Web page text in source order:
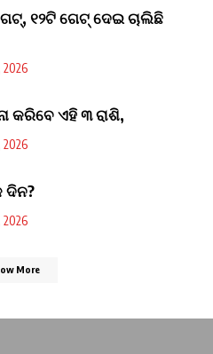
୧୨ଟି ଗେଟ୍ ଦେଇ ଚାଲିଛି
2026
କରିବେ ଏହି ୩ ରାଶି,
2026
2026
More